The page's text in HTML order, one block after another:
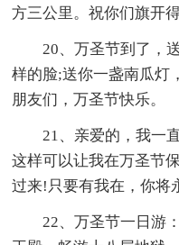
方三公里。祝你们旗开得
20、万圣节到了，
样的脸;送你一盏南瓜灯
朋友们，万圣节快乐。
21、亲爱的，我一
这样可以让我在万圣节
过来!只要有我在，你将
22、万圣节一日游